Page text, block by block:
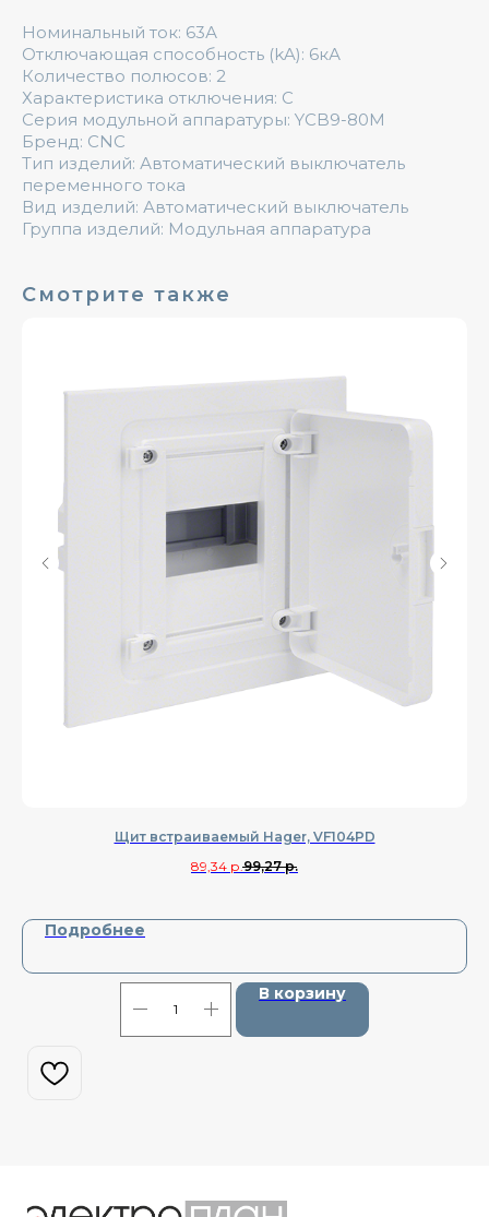
Номинальный ток: 63А
Отключающая способность (kA): 6кА
Количество полюсов: 2
Характеристика отключения: C
Серия модульной аппаратуры: YCB9-80M
Бренд: CNC
Тип изделий: Автоматический выключатель
переменного тока
Вид изделий: Автоматический выключатель
Группа изделий: Модульная аппаратура
Смотрите также
Щит встраиваемый Hager, VF104PD
89,34 р.99,27 р.
Подробнее
В корзину